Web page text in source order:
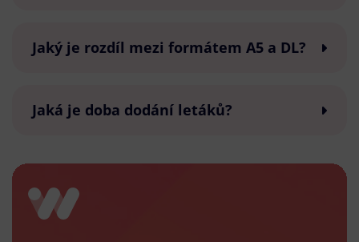
Jaký je rozdíl mezi formátem A5 a DL?
Jaká je doba dodání letáků?